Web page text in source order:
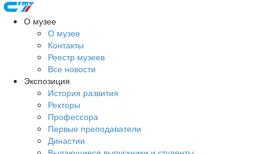
О музее
О музее
Контакты
Реестр музеев
Все новости
Экспозиция
История развития
Ректоры
Профессора
Первые преподаватели
Династии